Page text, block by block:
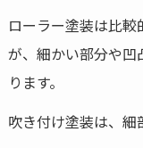
ローラー塗装は比
が、細かい部分や凹
ります。
吹き付け塗装は、細